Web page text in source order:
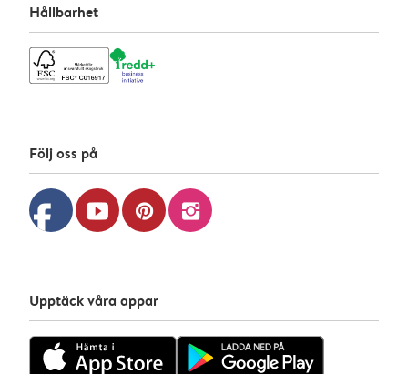
Hållbarhet
Följ oss på
facebook youtube pinterest instagram
Upptäck våra appar